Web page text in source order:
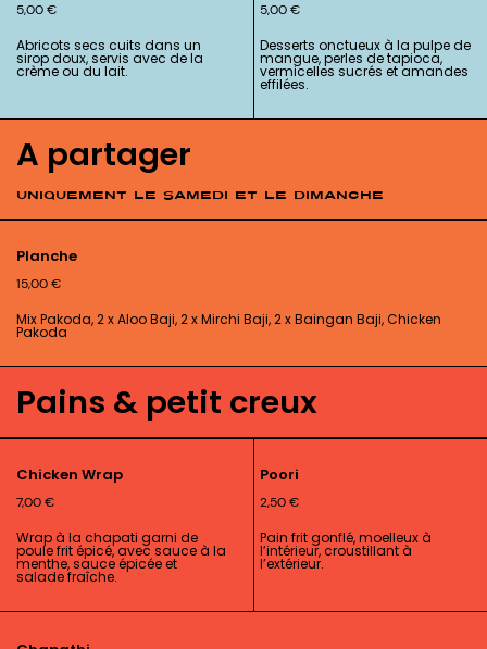
5,00€
Abricots secs cuits dans un
sirop doux, servis avec de la
crème ou du lait.
5,00€
Desserts onctueux à la pulpe de
mangue, perles de tapioca,
vermicelles sucrés et amandes
effilées.
A partager
Uniquement le samedi et le dimanche
Planche
15,00€
Mix Pakoda, 2 x Aloo Baji, 2 x Mirchi Baji, 2 x Baingan Baji, Chicken
Pakoda
Pains & petit creux
Chicken Wrap
7,00€
Wrap à la chapati garni de
poule frit épicé, avec sauce à la
menthe, sauce épicée et
salade fraîche.
Poori
2,50€
Pain frit gonflé, moelleux à
l’intérieur, croustillant à
l’extérieur.